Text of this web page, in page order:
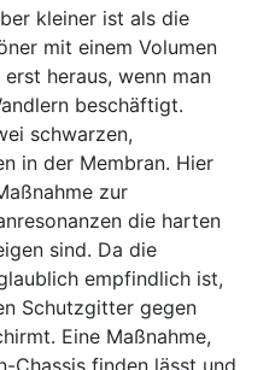
kleiner ist als die
mit einem Volumen
heraus, wenn man
beschäftigt.
schwarzen,
in der Membran. Hier
zur
die harten
sind. Da die
empfindlich ist,
Schutzgitter gegen
Eine Maßnahme,
Chassis finden lässt und